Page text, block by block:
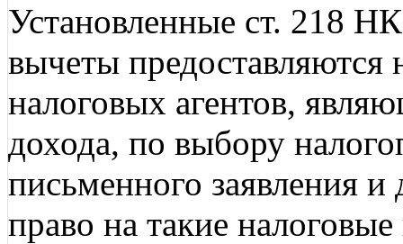
Установленные ст. 218
вычеты предоставляются
налоговых агентов,
дохода, по выбору
письменного заявления
право на такие